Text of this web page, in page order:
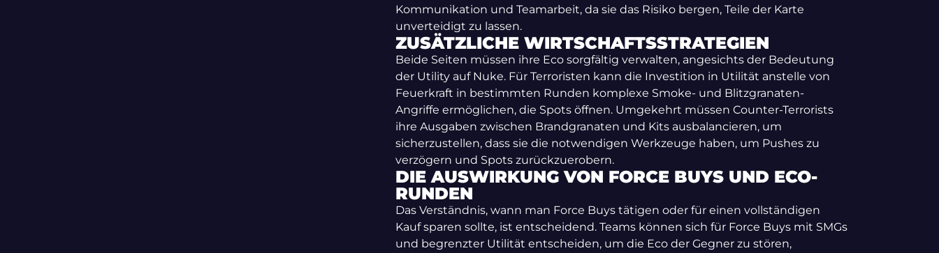
Kommunikation und Teamarbeit, da sie das Risiko bergen, Teile der Karte
unverteidigt zu lassen.
ZUSÄTZLICHE WIRTSCHAFTSSTRATEGIEN
Beide Seiten müssen ihre Eco sorgfältig verwalten, angesichts der Bedeutung
der Utility auf Nuke. Für Terroristen kann die Investition in Utilität anstelle von
Feuerkraft in bestimmten Runden komplexe Smoke- und Blitzgranaten-
Angriffe ermöglichen, die Spots öffnen. Umgekehrt müssen Counter-Terrorists
ihre Ausgaben zwischen Brandgranaten und Kits ausbalancieren, um
sicherzustellen, dass sie die notwendigen Werkzeuge haben, um Pushes zu
verzögern und Spots zurückzuerobern.
DIE AUSWIRKUNG VON FORCE BUYS UND ECO-
RUNDEN
Das Verständnis, wann man Force Buys tätigen oder für einen vollständigen
Kauf sparen sollte, ist entscheidend. Teams können sich für Force Buys mit SMGs
und begrenzter Utilität entscheiden, um die Eco der Gegner zu stören,